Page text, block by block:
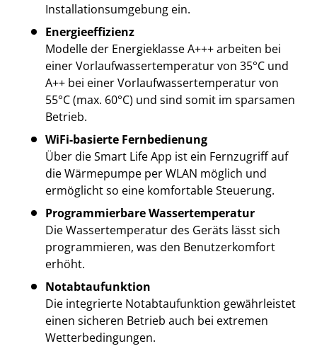
Installationsumgebung ein.
Energieeffizienz
Modelle der Energieklasse A+++ arbeiten bei
einer Vorlaufwassertemperatur von 35°C und
A++ bei einer Vorlaufwassertemperatur von
55°C (max. 60°C) und sind somit im sparsamen
Betrieb.
WiFi-basierte Fernbedienung
Über die Smart Life App ist ein Fernzugriff auf
die Wärmepumpe per WLAN möglich und
ermöglicht so eine komfortable Steuerung.
Programmierbare Wassertemperatur
Die Wassertemperatur des Geräts lässt sich
programmieren, was den Benutzerkomfort
erhöht.
Notabtaufunktion
Die integrierte Notabtaufunktion gewährleistet
einen sicheren Betrieb auch bei extremen
Wetterbedingungen.